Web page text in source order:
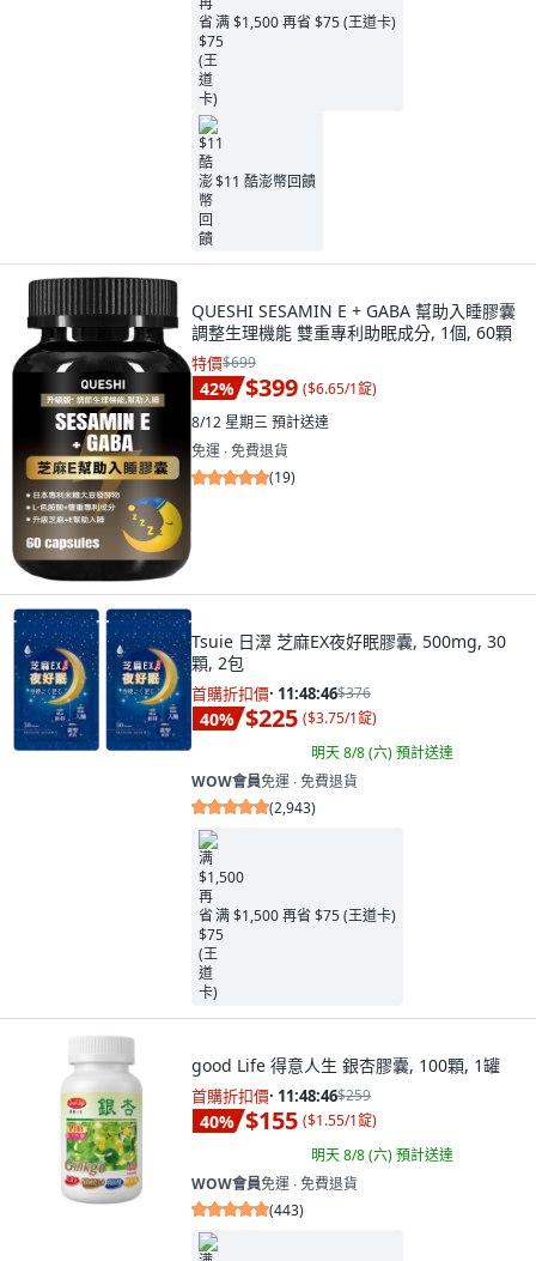
满 $1,500 再省 $75 (王道卡)
$11 酷澎幣回饋
QUESHI SESAMIN E + GABA 幫助入睡膠囊
調整生理機能 雙重專利助眠成分, 1個, 60顆
特價$699
42% $399 ($6.65/1錠)
8/12 星期三預計送達
免運 ∙ 免費退貨
(19)
Tsuie 日濢 芝麻EX夜好眠膠囊, 500mg, 30
顆, 2包
首購折扣價· 11:48:45$376
40% $225 ($3.75/1錠)
明天 8/8 (六)預計送達
WOW會員免運 ∙ 免費退貨
(2,943)
满 $1,500 再省 $75 (王道卡)
good Life 得意人生 銀杏膠囊, 100顆, 1罐
首購折扣價· 11:48:45$259
40% $155 ($1.55/1錠)
明天 8/8 (六)預計送達
WOW會員免運 ∙ 免費退貨
(443)